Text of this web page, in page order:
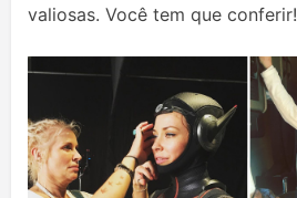
valiosas. Você tem que conferir!